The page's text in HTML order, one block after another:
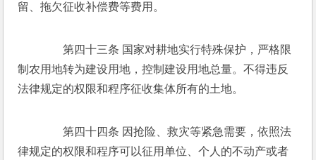
留、拖欠征收补偿费等费用。
第四十三条 国家对耕地实行特殊保护，严格限
制农用地转为建设用地，控制建设用地总量。不得违反
法律规定的权限和程序征收集体所有的土地。
第四十四条 因抢险、救灾等紧急需要，依照法
律规定的权限和程序可以征用单位、个人的不动产或者